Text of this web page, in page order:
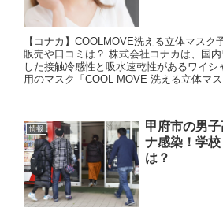
【コナカ】COOLMOVE洗える立体マスク
販売や口コミは？ 株式会社コナカは、国
した接触冷感性と吸水速乾性があるワイシ
用のマスク「COOL MOVE 洗える立体マ
情報
甲府市の男
ナ感染！学
は？